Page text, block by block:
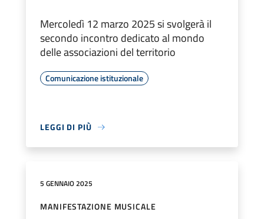
Mercoledì 12 marzo 2025 si svolgerà il
secondo incontro dedicato al mondo
delle associazioni del territorio
Comunicazione istituzionale
LEGGI DI PIÙ
5 GENNAIO 2025
MANIFESTAZIONE MUSICALE